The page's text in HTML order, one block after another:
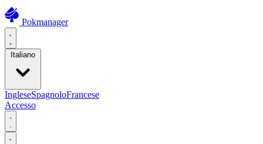
Pokmanager
Italiano
IngleseSpagnoloFrancese
Accesso